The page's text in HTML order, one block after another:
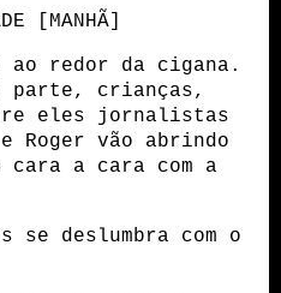
[MANHÃ]
ao redor da cigana.
parte, crianças,
eles jornalistas
Roger vão abrindo
cara a cara com a
se deslumbra com o